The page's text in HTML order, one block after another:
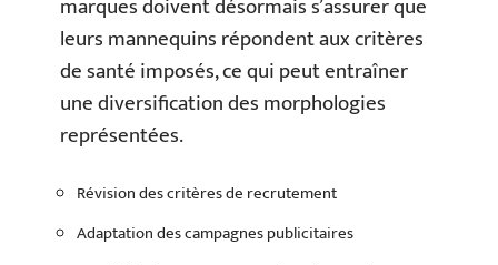
marques doivent désormais s’assurer que
leurs mannequins répondent aux critères
de santé imposés, ce qui peut entraîner
une diversification des morphologies
représentées.
Révision des critères de recrutement
Adaptation des campagnes publicitaires